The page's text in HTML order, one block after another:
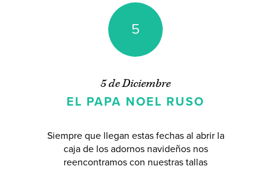
5
5 de Diciembre
EL PAPA NOEL RUSO
Siempre que llegan estas fechas al abrir la
caja de los adornos navideños nos
reencontramos con nuestras tallas